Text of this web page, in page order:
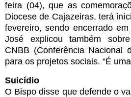
feira (04), que as
Diocese de Cajazeiras, terá
fevereiro, sendo encerrado
José explicou também
CNBB (Conferência Nacional
para os projetos sociais. “É
Suicídio
O Bispo disse que defende o